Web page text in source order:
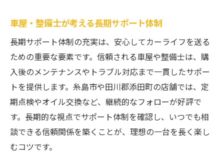
車屋・整備士が考える長期サポート体制
長期サポート体制の充実は、安心してカーライフを送る
ための重要な要素です。信頼される車屋や整備士は、購
入後のメンテナンスやトラブル対応まで一貫したサポー
トを提供します。糸島市や田川郡添田町の店舗では、定
期点検やオイル交換など、継続的なフォローが好評で
す。長期的な視点でサポート体制を確認し、いつでも相
談できる信頼関係を築くことが、理想の一台を長く楽し
むコツです。